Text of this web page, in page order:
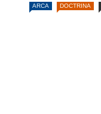
ARCA DOCTRINA